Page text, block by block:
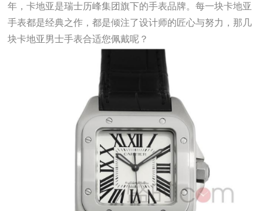
年，卡地亚是瑞士历峰集团旗下的手表品牌。每一块卡地亚
手表都是经典之作，都是倾注了设计师的匠心与努力，那几
块卡地亚男士手表合适您佩戴呢？